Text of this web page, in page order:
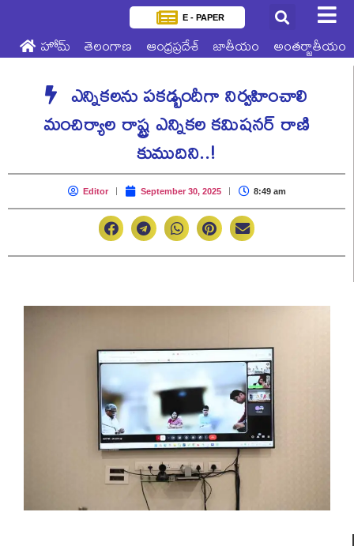
E - PAPER
హోమ్ తెలంగాణ ఆంధ్రప్రదేశ్ జాతీయం అంతర్జాతీయం
ఎన్నికలను పకడ్బందీగా నిర్వహించాలి
మంచిర్యాల రాష్ట్ర ఎన్నికల కమిషనర్ రాణి
కుముదిని..!
Editor September 30, 2025 8:49 am